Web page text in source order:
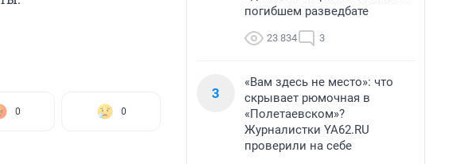
0 0
погибшем разведбате
23 834 3
3
«Вам здесь не место»: что
скрывает рюмочная в
«Полетаевском»?
Журналистки YA62.RU
проверили на себе